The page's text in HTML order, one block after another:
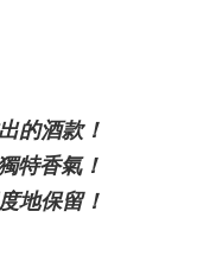
的酒款！
特香氣！
地保留！